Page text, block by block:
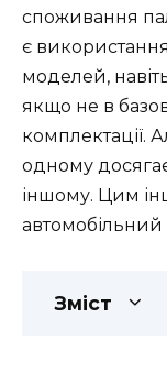
споживання
є використання
моделей,
якщо не в
комплектації.
одному
іншому. Цим
автомобільний
Зміст